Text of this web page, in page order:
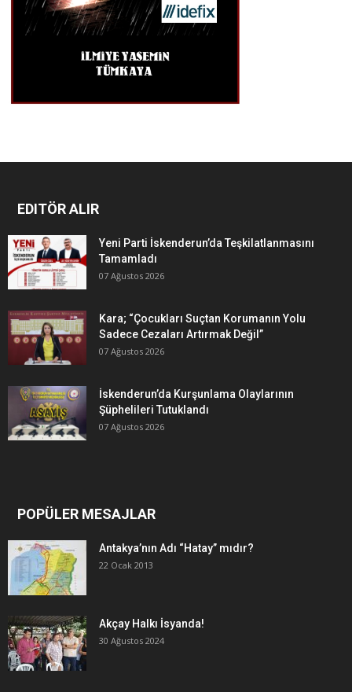
EDITÖR ALIR
Yeni Parti İskenderun’da Teşkilatlanmasını
Tamamladı
07 Ağustos 2026
Kara; “Çocukları Suçtan Korumanın Yolu
Sadece Cezaları Artırmak Değil”
07 Ağustos 2026
İskenderun’da Kurşunlama Olaylarının
Şüphelileri Tutuklandı
07 Ağustos 2026
POPÜLER MESAJLAR
Antakya’nın Adı “Hatay” mıdır?
22 Ocak 2013
Akçay Halkı İsyanda!
30 Ağustos 2024